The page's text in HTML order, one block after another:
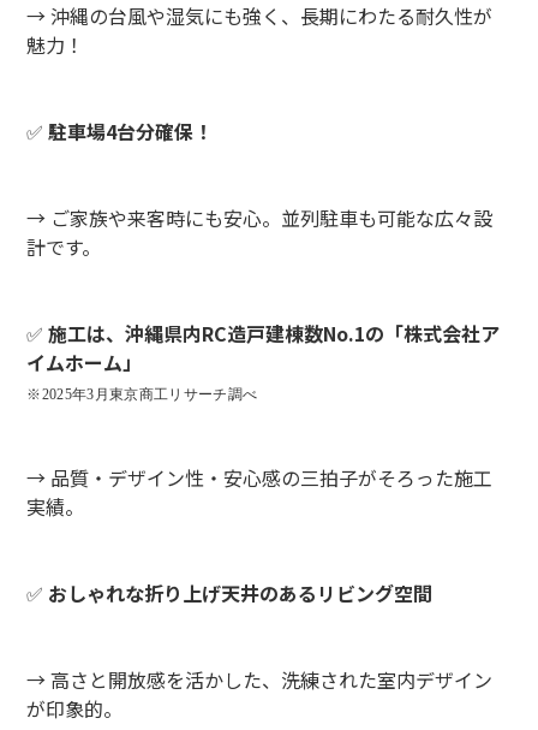
→ 沖縄の台風や湿気にも強く、長期にわたる耐久性が
魅力！
✅駐車場4台分確保！
→ ご家族や来客時にも安心。並列駐車も可能な広々設
計です。
✅施工は、沖縄県内RC造戸建棟数No.1の「株式会社ア
イムホーム」
※2025年3月東京商工リサーチ調べ
→ 品質・デザイン性・安心感の三拍子がそろった施工
実績。
✅ おしゃれな折り上げ天井のあるリビング空間
→ 高さと開放感を活かした、洗練された室内デザイン
が印象的。